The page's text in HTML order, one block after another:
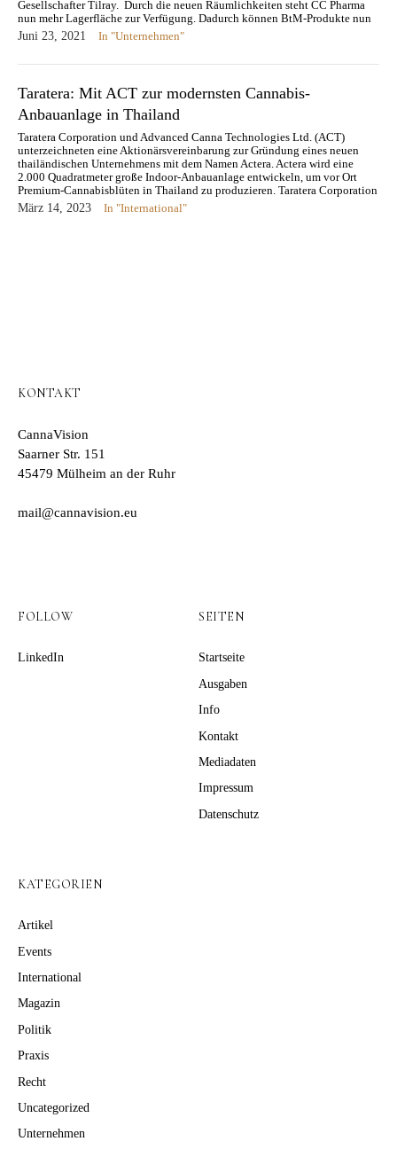
Gesellschafter Tilray. Durch die neuen Räumlichkeiten steht CC Pharma
nun mehr Lagerfläche zur Verfügung. Dadurch können BtM-Produkte nun
sowohl in Densborn gelagert als auch direkt…
Juni 23, 2021 In "Unternehmen"
Taratera: Mit ACT zur modernsten Cannabis-
Anbauanlage in Thailand
Taratera Corporation und Advanced Canna Technologies Ltd. (ACT)
unterzeichneten eine Aktionärsvereinbarung zur Gründung eines neuen
thailändischen Unternehmens mit dem Namen Actera. Actera wird eine
2.000 Quadratmeter große Indoor-Anbauanlage entwickeln, um vor Ort
Premium-Cannabisblüten in Thailand zu produzieren. Taratera Corporation
aus Thailand und die Advanced Canna Technologies aus Israel gründen
März 14, 2023 In "International"
KONTAKT
CannaVision
Saarner Str. 151
45479 Mülheim an der Ruhr
mail@cannavision.eu
FOLLOW
LinkedIn
SEITEN
Startseite
Ausgaben
Info
Kontakt
Mediadaten
Impressum
Datenschutz
KATEGORIEN
Artikel
Events
International
Magazin
Politik
Praxis
Recht
Uncategorized
Unternehmen